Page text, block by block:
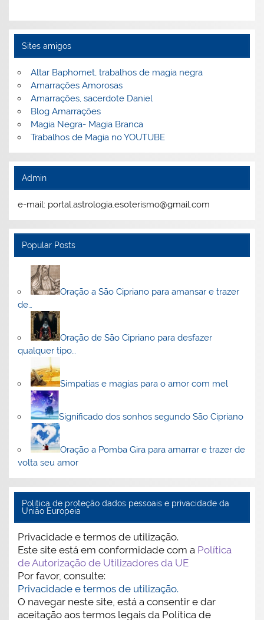
Sites amigos
Altar Baphomet, trabalhos de magia negra
Amarrações Amorosas
Amarrações, sacerdote Daniel
Blog Amarrações
Magia Negra- Magia Branca
Trabalhos de Magia no YOUTUBE
Admin
e-mail: portal.astrologia.esoterismo@gmail.com
Popular Posts
Oração a São Cipriano para amansar e trazer
de…
Oração de São Cipriano para desfazer
qualquer tipo…
Simpatias e magias para o amor com mel
Significado dos sonhos segundo São Cipriano
Oração a Pomba Gira para amarrar e trazer de
volta seu amor
Politica de proteção dados pessoais e privacidade da
União Europeia
Privacidade e termos de utilização.
Este site está em conformidade com a Política
de Autorização de Utilizadores da UE
Por favor, consulte:
Privacidade e termos de utilização.
O navegar neste site, está a consentir e dar
aceitação aos termos legais da Política de